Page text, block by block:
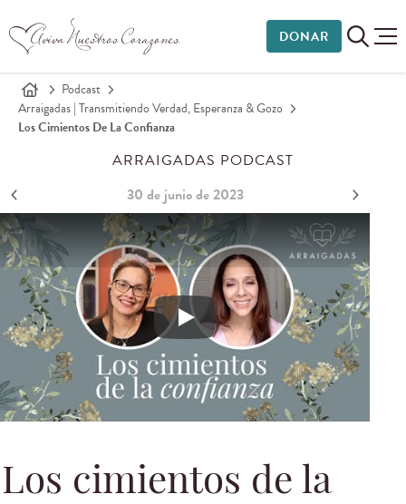
DONAR
Podcast
Arraigadas | Transmitiendo Verdad, Esperanza & Gozo
Los Cimientos De La Confianza
ARRAIGADAS PODCAST
30 de junio de 2023
Los cimientos de la confianza
Los cimientos de la